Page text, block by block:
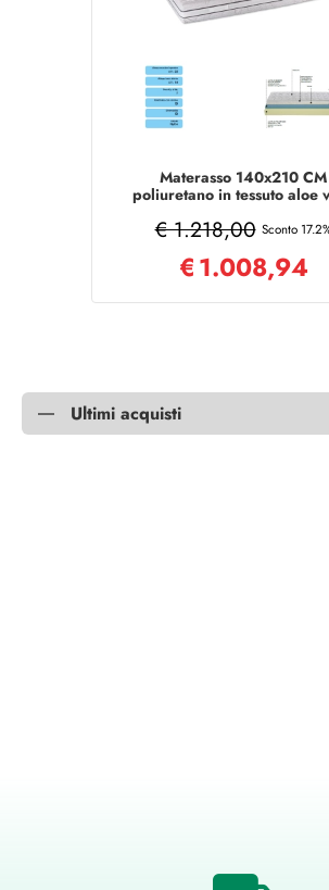
Materasso 140x210 CM
poliuretano in tessuto aloe
€ 1.218,00 Sconto
€1.008,94
Ultimi acquisti